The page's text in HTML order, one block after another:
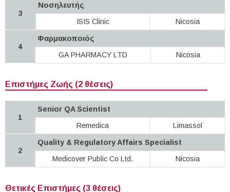
3
Νοσηλευτής
ISIS Clinic
Nicosia
4
Φαρμακοποιός
GA PHARMACY LTD
Nicosia
Επιστήμες Ζωής (2 θέσεις)
1
Senior QA Scientist
Remedica
Limassol
2
Quality & Regulatory Affairs Specialist
Medicover Public Co Ltd.
Nicosia
Θετικές Επιστήμες (3 θέσεις)